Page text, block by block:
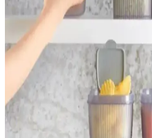
Mıknatıslı Baharatlıklar:
Tasarrufu ve Düzen
Mıknatıslı baharatlıklar, metal
tasarrufu sağlar ve düzeni artırır. Bu
tasarımlarına uyum sağlar ve çeşitli
sunulmaktadır.
Havlu Sepetleri ile
Çözümler ve Farklı